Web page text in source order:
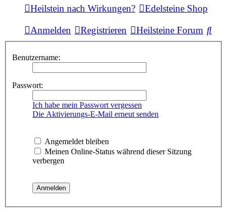
Heilstein nach Wirkungen? Edelsteine Shop
Anmelden Registrieren Heilsteine Forum
Benutzername:
Passwort:
Ich habe mein Passwort vergessen
Die Aktivierungs-E-Mail erneut senden
Angemeldet bleiben
Meinen Online-Status während dieser Sitzung
verbergen